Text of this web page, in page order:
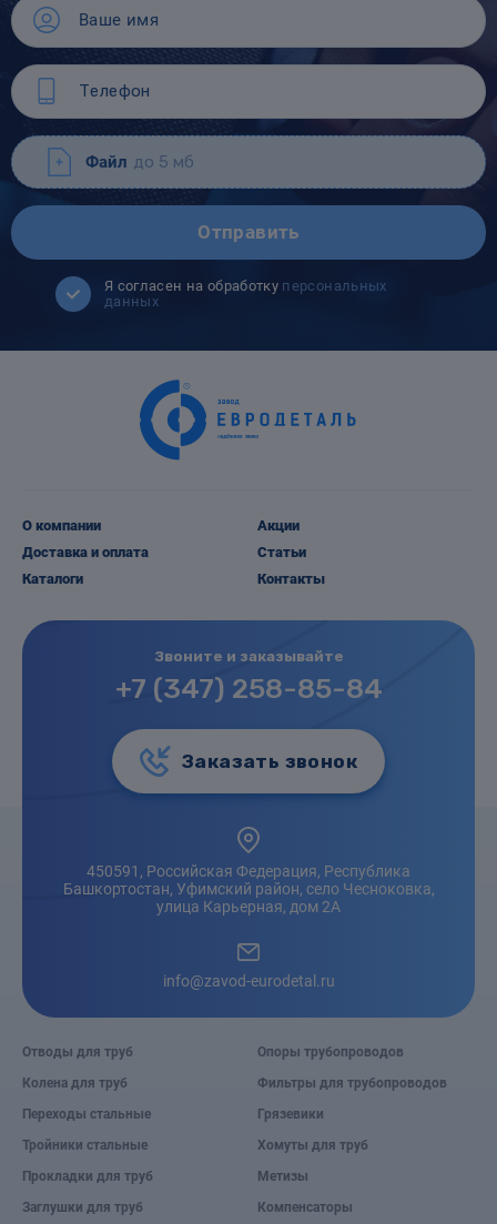
Файл до 5 мб
Отправить
Я согласен на обработку персональных
данных
О компании
Доставка и оплата
Каталоги
Акции
Статьи
Контакты
Звоните и заказывайте
+7 (347) 258-85-84
Заказать звонок
450591, Российская Федерация, Республика
Башкортостан, Уфимский район, село Чесноковка,
улица Карьерная, дом 2А
info@zavod-eurodetal.ru
Отводы для труб
Колена для труб
Переходы стальные
Тройники стальные
Прокладки для труб
Заглушки для труб
Опоры трубопроводов
Фильтры для трубопроводов
Грязевики
Хомуты для труб
Метизы
Компенсаторы